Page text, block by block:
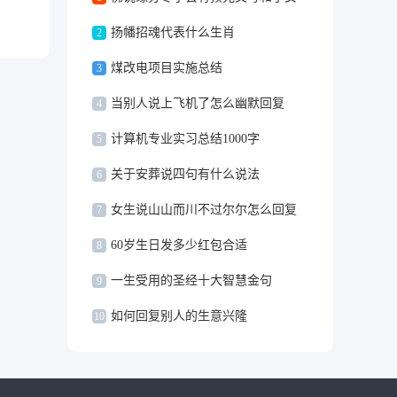
2 扬幡招魂代表什么生肖
3 煤改电项目实施总结
4 当别人说上飞机了怎么幽默回复
5 计算机专业实习总结1000字
6 关于安葬说四句有什么说法
7 女生说山山而川不过尔尔怎么回复
8 60岁生日发多少红包合适
9 一生受用的圣经十大智慧金句
10 如何回复别人的生意兴隆